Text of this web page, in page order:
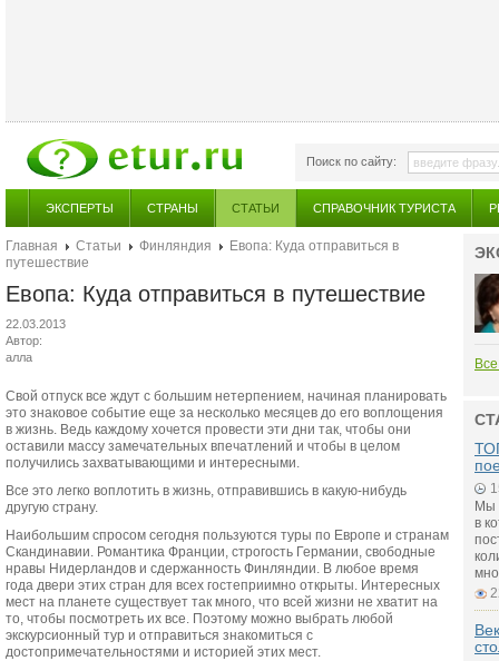
Поиск по сайту:
ЭКСПЕРТЫ СТРАНЫ СТАТЬИ СПРАВОЧНИК ТУРИСТА
Главная Статьи Финляндия
Евопа: Куда отправиться в
путешествие
Евопа: Куда отправиться в путешествие
22.03.2013
Автор:
алла
Свой отпуск все ждут с большим нетерпением, начиная планировать
это знаковое событие еще за несколько месяцев до его воплощения
в жизнь. Ведь каждому хочется провести эти дни так, чтобы они
оставили массу замечательных впечатлений и чтобы в целом
получились захватывающими и интересными.
Все это легко воплотить в жизнь, отправившись в какую-нибудь
другую страну.
Наибольшим спросом сегодня пользуются туры по Европе и странам
Скандинавии. Романтика Франции, строгость Германии, свободные
нравы Нидерландов и сдержанность Финляндии. В любое время
года двери этих стран для всех гостеприимно открыты. Интересных
мест на планете существует так много, что всей жизни не хватит на
то, чтобы посмотреть их все. Поэтому можно выбрать любой
экскурсионный тур и отправиться знакомиться с
достопримечательностями и историей этих мест.
Мы
в